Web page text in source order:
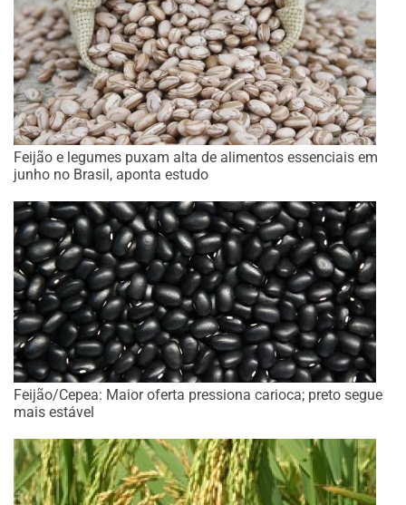
Feijão e legumes puxam alta de alimentos essenciais em
junho no Brasil, aponta estudo
Feijão/Cepea: Maior oferta pressiona carioca; preto segue
mais estável